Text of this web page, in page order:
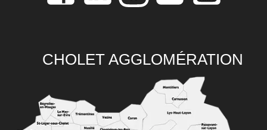
CHOLET AGGLOMÉRATION